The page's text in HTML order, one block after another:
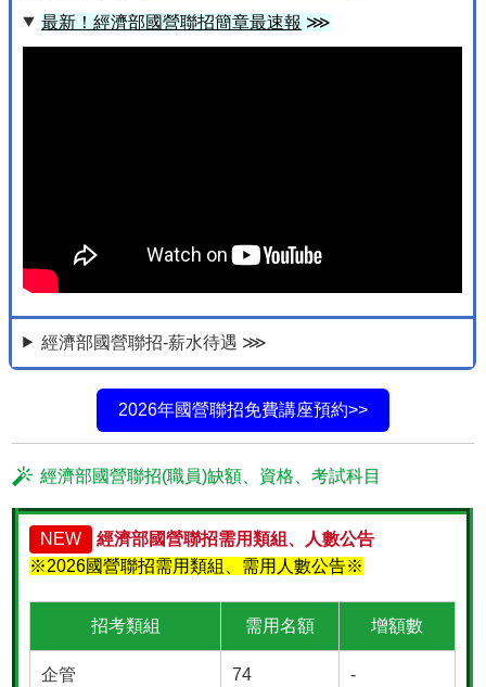
最新！經濟部國營聯招簡章最速報 ⋙
經濟部國營聯招-薪水待遇 ⋙
2026年國營聯招免費講座預約>>
經濟部國營聯招(職員)缺額、資格、考試科目
NEW
經濟部國營聯招需用類組、人數公告
※2026國營聯招需用類組、需用人數公告※
招考類組 需用名額 增額數
企管 74 -